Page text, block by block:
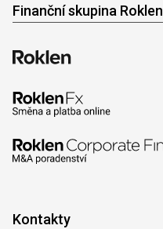
Finanční skupina Roklen
Kontakty